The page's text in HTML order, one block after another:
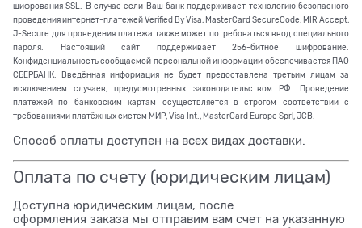
шифрования SSL. В случае если Ваш банк поддерживает технологию безопасного
проведения интернет-платежей Verified By Visa, MasterCard SecureCode, MIR Accept,
J-Secure для проведения платежа также может потребоваться ввод специального
пароля. Настоящий сайт поддерживает 256-битное шифрование.
Конфиденциальность сообщаемой персональной информации обеспечивается ПАО
СБЕРБАНК. Введённая информация не будет предоставлена третьим лицам за
исключением случаев, предусмотренных законодательством РФ. Проведение
платежей по банковским картам осуществляется в строгом соответствии с
требованиями платёжных систем МИР, Visa Int., MasterCard Europe Sprl, JCB.
Способ оплаты доступен на всех видах доставки.
Оплата по счету (юридическим лицам)
Доступна юридическим лицам, после
оформления заказа мы отправим вам счет на указанную